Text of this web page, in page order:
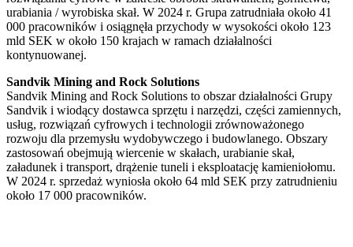
urabiania / wyrobiska skał. W 2024 r. Grupa zatrudniała około 41
000 pracowników i osiągnęła przychody w wysokości około 123
mld SEK w około 150 krajach w ramach działalności
kontynuowanej.
Sandvik Mining and Rock Solutions
Sandvik Mining and Rock Solutions to obszar działalności Grupy
Sandvik i wiodący dostawca sprzętu i narzędzi, części zamiennych,
usług, rozwiązań cyfrowych i technologii zrównoważonego
rozwoju dla przemysłu wydobywczego i budowlanego. Obszary
zastosowań obejmują wiercenie w skałach, urabianie skał,
załadunek i transport, drążenie tuneli i eksploatację kamieniołomu.
W 2024 r. sprzedaż wyniosła około 64 mld SEK przy zatrudnieniu
około 17 000 pracowników.